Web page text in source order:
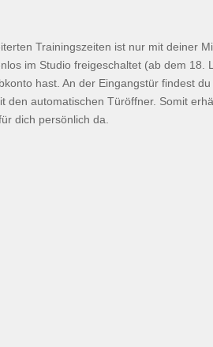
Trainingszeiten ist nur mit deiner
im Studio freigeschaltet (ab dem
hast. An der Eingangstür findest
automatischen Türöffner. Somit
dich persönlich da.